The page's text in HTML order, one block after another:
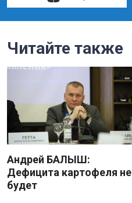
Читайте также
Андрей БАЛЫШ:
Дефицита картофеля не
будет